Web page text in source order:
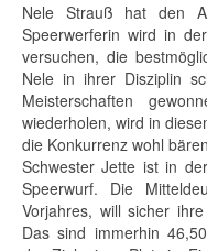
Nele Strauß hat den
Speerwerferin wird in
versuchen, die
Nele in ihrer Disziplin
Meisterschaften
wiederholen, wird in
die Konkurrenz wohl
Schwester Jette ist in
Speerwurf. Die
Vorjahres, will sicher
Das sind immerhin